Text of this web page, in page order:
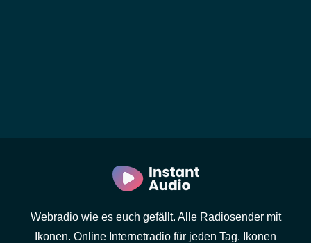
Webradio wie es euch gefällt. Alle Radiosender mit
Ikonen. Online Internetradio für jeden Tag. Ikonen